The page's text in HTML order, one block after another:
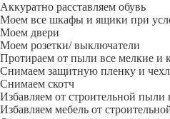
Аккуратно расставляем обувь
Моем все шкафы и ящики при
Моем двери
Моем розетки/ выключатели
Протираем от пыли все мелкие и
Снимаем защитную пленку и
Снимаем скотч
Избавляем от строительной пыли
Избавляем мебель от